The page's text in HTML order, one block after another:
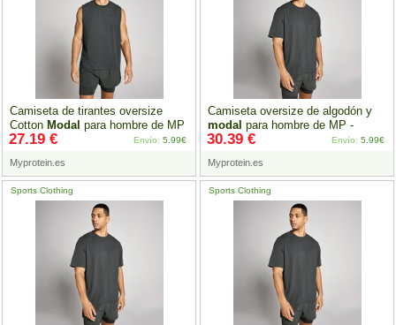
Camiseta de tirantes oversize
Cotton Modal para hombre de MP
-Negro lavado - XXXL
Myprotein.es
27.19 € Envío: 5.99€
Camiseta oversize de algodón y
modal para hombre de MP -
Negrolavado - XS
Myprotein.es
30.39 € Envío: 5.99€
Sports Clothing Sports Clothing